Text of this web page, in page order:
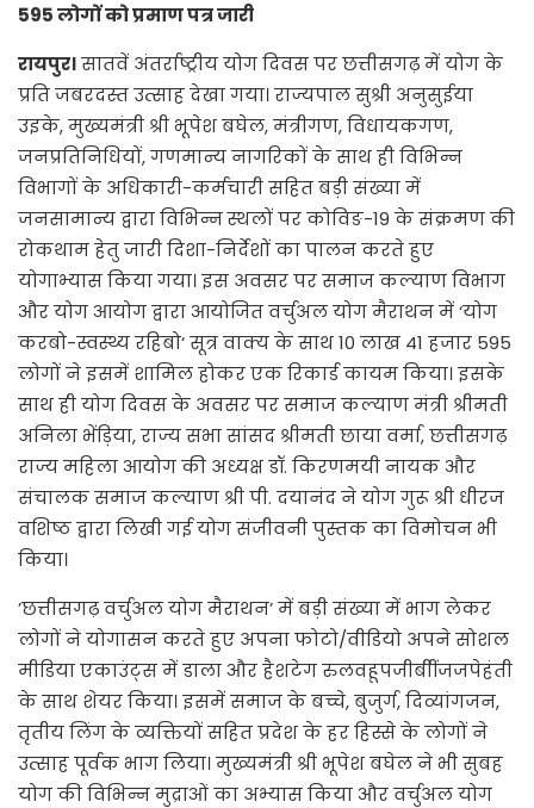
595 लोगों को प्रमाण पत्र जारी
रायपुर।सातवें अंतर्राष्ट्रीय योग दिवस पर छत्तीसगढ़ में योग के
प्रति जबरदस्त उत्साह देखा गया। राज्यपाल सुश्री अनुसुईया
उइके, मुख्यमंत्री श्री भूपेश बघेल, मंत्रीगण, विधायकगण,
जनप्रतिनिधियों, गणमान्य नागरिकों के साथ ही विभिन्न
विभागों के अधिकारी-कर्मचारी सहित बड़ी संख्या में
जनसामान्य द्वारा विभिन्न स्थलों पर कोविङ-19 के संक्रमण की
रोकथाम हेतु जारी दिशा-निर्देशों का पालन करते हुए
योगाभ्यास किया गया। इस अवसर पर समाज कल्याण विभाग
और योग आयोग द्वारा आयोजित वर्चुअल योग मैराथन में ‘योग
करबो-स्वस्थ्य रहिबो‘ सूत्र वाक्य के साथ 10 लाख 41 हजार 595
लोगों ने इसमें शामिल होकर एक रिकार्ड कायम किया। इसके
साथ ही योग दिवस के अवसर पर समाज कल्याण मंत्री श्रीमती
अनिला भेंड़िया, राज्य सभा सांसद श्रीमती छाया वर्मा, छत्तीसगढ़
राज्य महिला आयोग की अध्यक्ष डॉ. किरणमयी नायक और
संचालक समाज कल्याण श्री पी. दयानंद ने योग गुरू श्री धीरज
वशिष्ठ द्वारा लिखी गई योग संजीवनी पुस्तक का विमोचन भी
किया।
’छत्तीसगढ़ वर्चुअल योग मैराथन’ में बड़ी संख्या में भाग लेकर
लोगों ने योगासन करते हुए अपना फोटो/वीडियो अपने सोशल
मीडिया एकाउंट्स में डाला और हैशटेग रुलवहूपजीबीींजजपेहंती
के साथ शेयर किया। इसमें समाज के बच्चे, बुजुर्ग, दिव्यांगजन,
तृतीय लिंग के व्यक्तियों सहित प्रदेश के हर हिस्से के लोगों ने
उत्साह पूर्वक भाग लिया। मुख्यमंत्री श्री भूपेश बघेल ने भी सुबह
योग की विभिन्न मुद्राओं का अभ्यास किया और वर्चुअल योग